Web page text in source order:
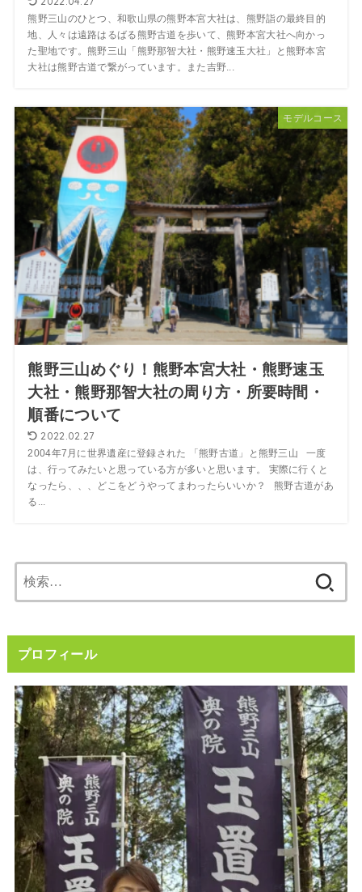
熊野三山のひとつ、和歌山県の熊野本宮大社は、熊野詣の最終目的
地、人々は遠路はるばる熊野古道を歩いて、熊野本宮大社へ向かっ
た聖地です。熊野三山「熊野那智大社・熊野速玉大社」と熊野本宮
大社は熊野古道で繋がっています。また吉野...
モデルコース
熊野三山めぐり！熊野本宮大社・熊野速玉
大社・熊野那智大社の周り方・所要時間・
順番について
2022.02.27
2004年7月に世界遺産に登録された 「熊野古道」と熊野三山 一度
は、行ってみたいと思っている方が多いと思います。 実際に行くと
なったら、、、どこをどうやってまわったらいいか？ 熊野古道があ
る...
索:
プロフィール